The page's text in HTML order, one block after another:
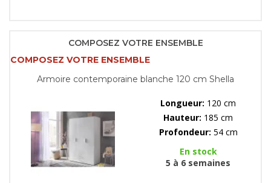
COMPOSEZ VOTRE ENSEMBLE
COMPOSEZ VOTRE ENSEMBLE
Armoire contemporaine blanche 120 cm Shella
Longueur: 120 cm
Hauteur: 185 cm
Profondeur: 54 cm
En stock
5 à 6 semaines